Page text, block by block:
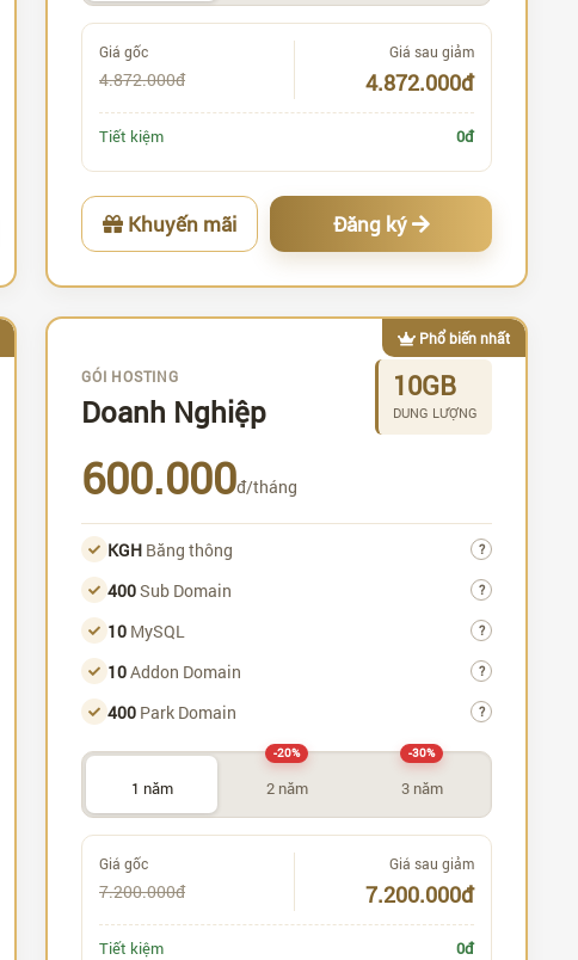
Giá gốc
4.872.000đ
Giá sau giảm
4.872.000đ
Tiết kiệm 0đ
Khuyến mãi Đăng ký
Phổ biến nhất
GÓI HOSTING
Doanh Nghiệp
10GB
DUNG LƯỢNG
600.000đ/tháng
KGH Băng thông ?
400Sub Domain ?
10 MySQL ?
10Addon Domain ?
400 Park Domain ?
1 năm 2 năm
-20%
3 năm
-30%
Giá gốc
7.200.000đ
Giá sau giảm
7.200.000đ
Tiết kiệm 0đ